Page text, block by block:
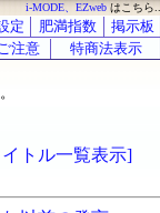
i-MODE、EZweb はこちら..
定 肥満指数
掲示板
注意 特商法表示
トル一覧表示]